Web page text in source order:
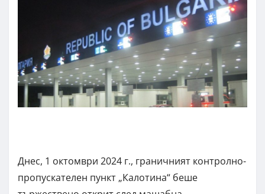
Днес, 1 октомври 2024 г., граничният контролно-
пропускателен пункт „Калотина“ беше